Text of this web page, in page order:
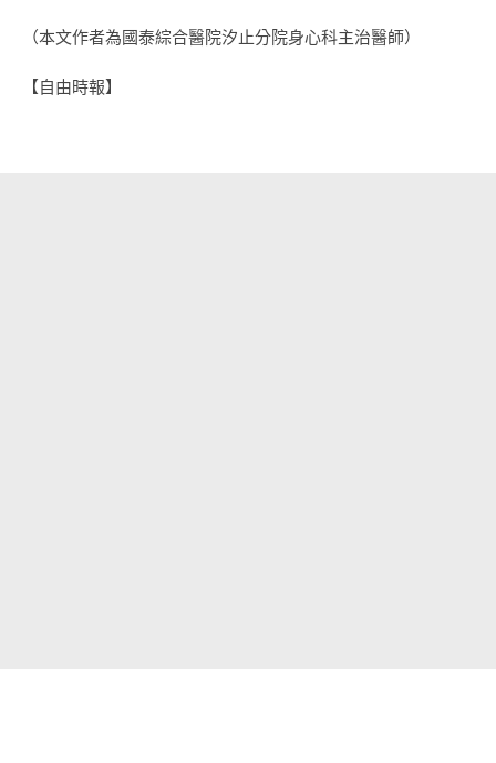
（本文作者為國泰綜合醫院汐止分院身心科主治醫師）
【自由時報】